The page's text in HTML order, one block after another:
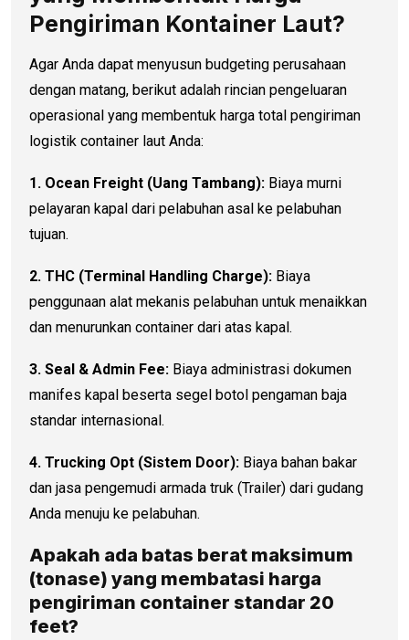
Pengiriman Kontainer Laut?
Agar Anda dapat menyusun budgeting perusahaan
dengan matang, berikut adalah rincian pengeluaran
operasional yang membentuk harga total pengiriman
logistik container laut Anda:
1. Ocean Freight (Uang Tambang): Biaya murni
pelayaran kapal dari pelabuhan asal ke pelabuhan
tujuan.
2. THC (Terminal Handling Charge): Biaya
penggunaan alat mekanis pelabuhan untuk menaikkan
dan menurunkan container dari atas kapal.
3. Seal & Admin Fee: Biaya administrasi dokumen
manifes kapal beserta segel botol pengaman baja
standar internasional.
4. Trucking Opt (Sistem Door): Biaya bahan bakar
dan jasa pengemudi armada truk (Trailer) dari gudang
Anda menuju ke pelabuhan.
Apakah ada batas berat maksimum
(tonase) yang membatasi harga
pengiriman container standar 20
feet?